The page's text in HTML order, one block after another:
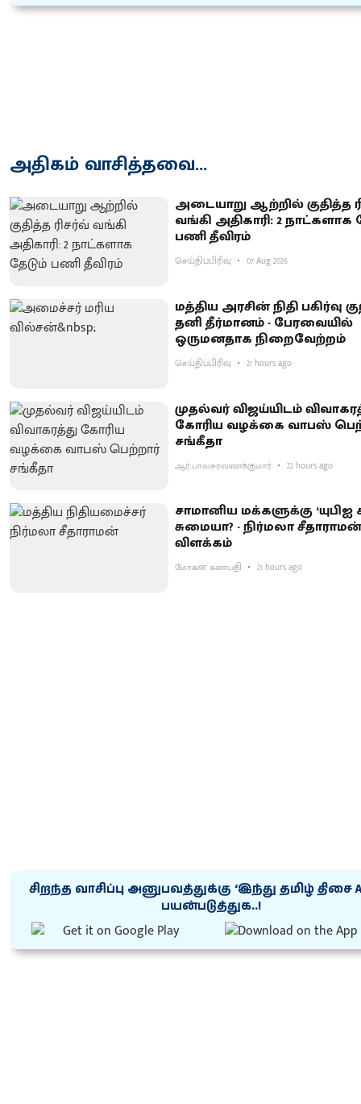
அதிகம் வாசித்தவை...
அடையாறு ஆற்றில் குதித்த
வங்கி அதிகாரி: 2 நாட்களாக
பணி தீவிரம்
செய்திப்பிரிவு 07 Aug 2026
மத்திய அரசின் நிதி பகிர்வு
தனி தீர்மானம் - பேரவையில்
ஒருமனதாக நிறைவேற்றம்
செய்திப்பிரிவு 21 hours ago
முதல்வர் விஜய்யிடம்
கோரிய வழக்கை வாபஸ்
சங்கீதா
ஆர்.பாலசரவணக்குமார் 22 hours ago
சாமானிய மக்களுக்கு
சுமையா? - நிர்மலா சீதாராமன்
விளக்கம்
மோகன் கணபதி 21 hours ago
சிறந்த வாசிப்பு அனுபவத்துக்கு ‘இந்து தமிழ் திசை
பயன்படுத்துக..!